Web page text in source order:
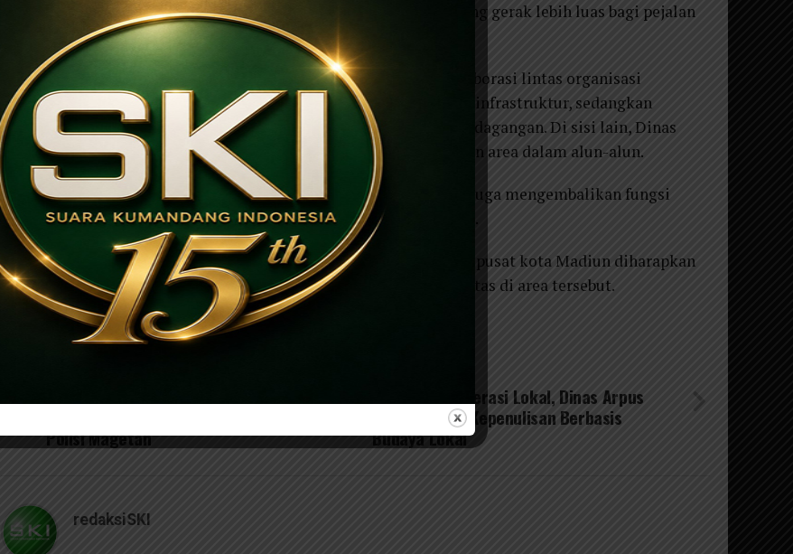
terkesan miring. Trotoar juga akan diperlebar untuk memberi ruang gerak lebih luas bagi pejalan
Selain perbaikan fisik, penataan kawasan ini juga melibatkan kolaborasi lintas organisasi
perangkat daerah (OPD). DPUPR menangani aspek konstruksi dan infrastruktur, sedangkan
penempatan pedagang kaki lima (PKL) disesuaikan oleh Dinas Perdagangan. Di sisi lain, Dinas
Perumahan dan Kawasan Permukiman (Perkim) mengurus penataan area dalam alun-alun.
“Semua bersinergi. Penataan ini bukan hanya mempercantik, tapi juga mengembalikan fungsi
trotoar sebagai ruang gerak aman bagi pejalan kaki,” tambah Agus.
Dengan perbaikan trotoar dan penataan kawasan alun-alun, wajah pusat kota Madiun diharapkan
makin tertata, bersih, dan nyaman bagi masyarakat yang beraktivitas di area tersebut.
RELATED TOPICS: BERITA MADIUN
Lestarikan Literasi Lokal, Dinas Arpus
gelar Bimtek Kepenulisan Berbasis
Budaya Lokal
Polisi Magetan
redaksiSKI